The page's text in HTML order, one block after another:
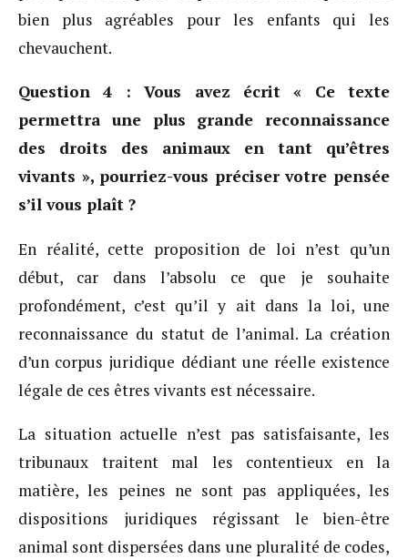
bien plus agréables pour les enfants qui les
chevauchent.
Question 4 : Vous avez écrit « Ce texte
permettra une plus grande reconnaissance
des droits des animaux en tant qu’êtres
vivants », pourriez-vous préciser votre pensée
s’il vous plaît ?
En réalité, cette proposition de loi n’est qu’un
début, car dans l’absolu ce que je souhaite
profondément, c’est qu’il y ait dans la loi, une
reconnaissance du statut de l’animal. La création
d’un corpus juridique dédiant une réelle existence
légale de ces êtres vivants est nécessaire.
La situation actuelle n’est pas satisfaisante, les
tribunaux traitent mal les contentieux en la
matière, les peines ne sont pas appliquées, les
dispositions juridiques régissant le bien-être
animal sont dispersées dans une pluralité de codes,